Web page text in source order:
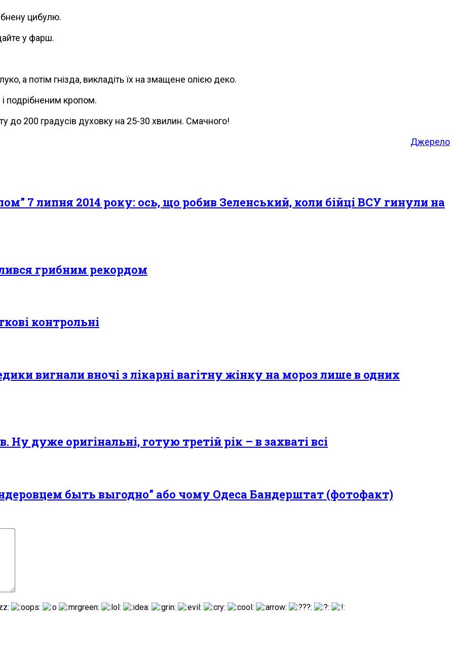
цибулю.
у фарш.
а потім гнізда, викладіть їх на змащене олією деко.
і подрібненим кропом.
до 200 градусів духовку на 25-30 хвилин. Смачного!
Джерело
7 липня 2014 року: ось, що робив Зеленський, коли бійці ВСУ гинули на
грибним рекордом
контрольні
вигнали вночі з лікарні вaгiтну жінку на мороз лише в одних
Ну дуже оригінальні, готую третій рік – в захваті всі
быть выгодно” або чому Одеса Бандерштат (фотофакт)